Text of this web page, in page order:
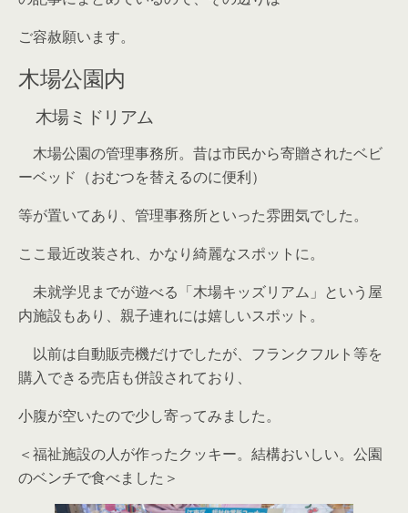
ご容赦願います。
木場公園内
木場ミドリアム
木場公園の管理事務所。昔は市民から寄贈されたベビ
ーベッド（おむつを替えるのに便利）
等が置いてあり、管理事務所といった雰囲気でした。
ここ最近改装され、かなり綺麗なスポットに。
未就学児までが遊べる「木場キッズリアム」という屋
内施設もあり、親子連れには嬉しいスポット。
以前は自動販売機だけでしたが、フランクフルト等を
購入できる売店も併設されており、
小腹が空いたので少し寄ってみました。
＜福祉施設の人が作ったクッキー。結構おいしい。公園
のベンチで食べました＞